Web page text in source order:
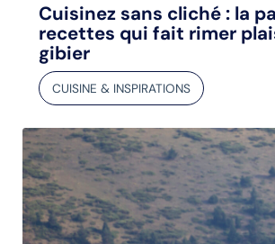
Cuisinez sans cliché : la
recettes qui fait rimer
gibier
CUISINE & INSPIRATIONS